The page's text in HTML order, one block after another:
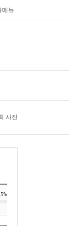
메뉴
사진